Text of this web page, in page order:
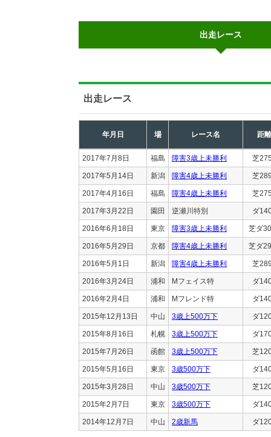
出走レース
出走レース
年月日 場 レース名 距離
2017年7月8日 福島 障害3歳上未勝利 芝
2017年5月14日 新潟 障害4歳上未勝利 芝
2017年4月16日 福島 障害4歳上未勝利 芝
2017年3月22日 園田 逆瀬川特別 ダ
2016年6月18日 東京 障害3歳上未勝利 芝ダ
2016年5月29日 京都 障害4歳上未勝利 芝ダ
2016年5月1日 新潟 障害4歳上未勝利 芝
2016年3月24日 浦和 Mフェイス特 ダ
2016年2月4日 浦和 Mフレンド特 ダ
2015年12月13日 中山 3歳上500万下 ダ
2015年8月16日 札幌 3歳上500万下 ダ
2015年7月26日 函館 3歳上500万下 芝
2015年5月16日 東京 3歳500万下 ダ
2015年3月28日 中山 3歳500万下 芝
2015年2月7日 東京 3歳500万下 ダ
2014年12月7日 中山 2歳新馬 ダ